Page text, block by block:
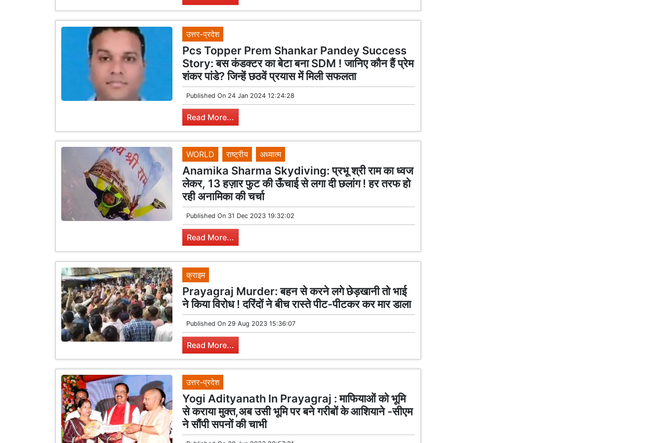
उत्तर-प्रदेश
Pcs Topper Prem Shankar Pandey Success
Story: बस कंडक्टर का बेटा बना SDM ! जानिए कौन हैं प्रेम
शंकर पांडे? जिन्हें छठवें प्रयास में मिली सफलता
Published On 24 Jan 2024 12:24:28
Read More...
WORLD राष्ट्रीय अध्यात्म
Anamika Sharma Skydiving: प्रभू श्री राम का ध्वज
लेकर, 13 हज़ार फुट की ऊँचाई से लगा दी छलांग ! हर तरफ हो
रही अनामिका की चर्चा
Published On 31 Dec 2023 19:32:02
Read More...
क्राइम
Prayagraj Murder: बहन से करने लगे छेड़खानी तो भाई
ने किया विरोध ! दरिंदों ने बीच रास्ते पीट-पीटकर कर मार डाला
Published On 29 Aug 2023 15:36:07
Read More...
उत्तर-प्रदेश
Yogi Adityanath In Prayagraj : माफियाओं को भूमि
से कराया मुक्त,अब उसी भूमि पर बने गरीबों के आशियाने -सीएम
ने सौंपी सपनों की चाभी